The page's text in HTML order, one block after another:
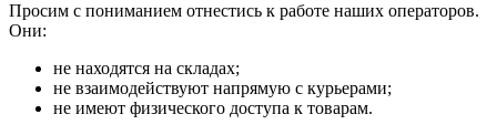
Просим с пониманием отнестись к работе наших операторов.
Они:
не находятся на складах;
не взаимодействуют напрямую с курьерами;
не имеют физического доступа к товарам.